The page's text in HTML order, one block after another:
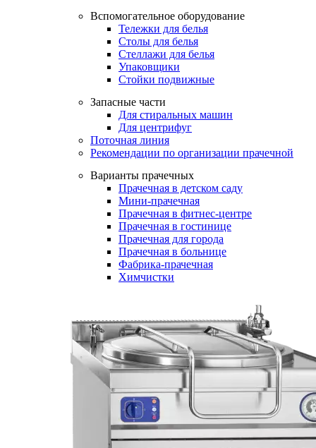
Вспомогательное оборудование
Тележки для белья
Столы для белья
Стеллажи для белья
Упаковщики
Стойки подвижные
Запасные части
Для стиральных машин
Для центрифуг
Поточная линия
Рекомендации по организации прачечной
Варианты прачечных
Прачечная в детском саду
Мини-прачечная
Прачечная в фитнес-центре
Прачечная в гостинице
Прачечная для города
Прачечная в больнице
Фабрика-прачечная
Химчистки